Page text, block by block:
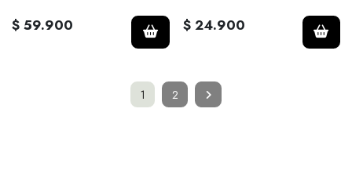
$ 59.900 $ 24.900
1 2